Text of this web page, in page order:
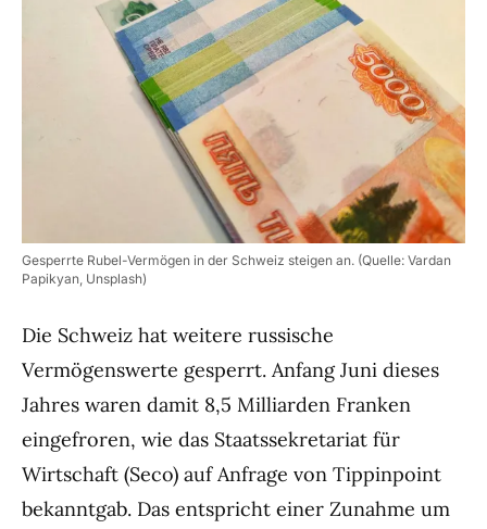
Gesperrte Rubel-Vermögen in der Schweiz steigen an. (Quelle: Vardan
Papikyan, Unsplash)
Die Schweiz hat weitere russische
Vermögenswerte gesperrt. Anfang Juni dieses
Jahres waren damit 8,5 Milliarden Franken
eingefroren, wie das Staatssekretariat für
Wirtschaft (Seco) auf Anfrage von Tippinpoint
bekanntgab. Das entspricht einer Zunahme um